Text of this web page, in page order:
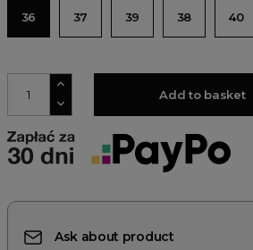
36 37 39 38 40
Add to basket
Ask about product